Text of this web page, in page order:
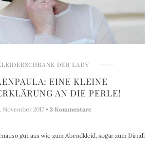
DER LADY
EINE KLEINE
AN DIE PERLE!
November 2017 • 3 Kommentare
gut aus wie zum Abendkleid, sogar zum Dirndl